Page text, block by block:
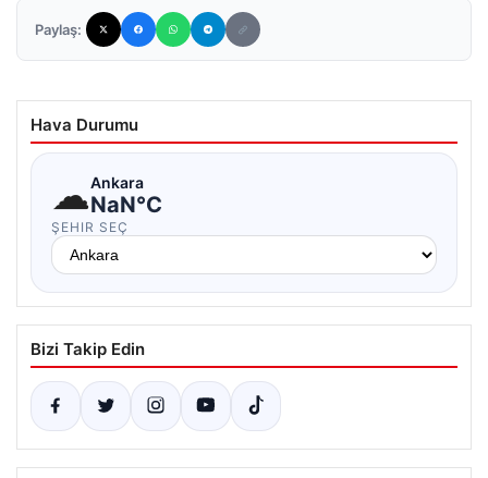
Paylaş:
Hava Durumu
☁Ankara
NaN°C
ŞEHIR SEÇ
Bizi Takip Edin